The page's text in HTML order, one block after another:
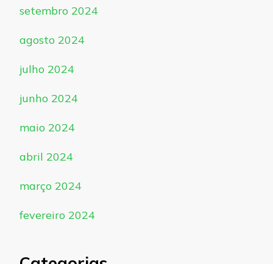
setembro 2024
agosto 2024
julho 2024
junho 2024
maio 2024
abril 2024
março 2024
fevereiro 2024